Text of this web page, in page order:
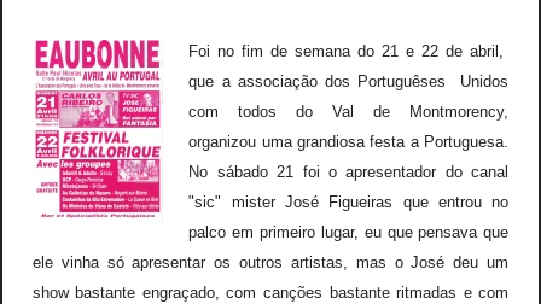
Foi no fim de semana do 21 e 22 de abril,
que a associação dos Portuguêses Unidos
com todos do Val de Montmorency,
organizou uma grandiosa festa a Portuguesa.
No sábado 21 foi o apresentador do canal
"sic" mister José Figueiras que entrou no
palco em primeiro lugar, eu que pensava que
ele vinha só apresentar os outros artistas, mas o José deu um
show bastante engraçado, com canções bastante ritmadas e com